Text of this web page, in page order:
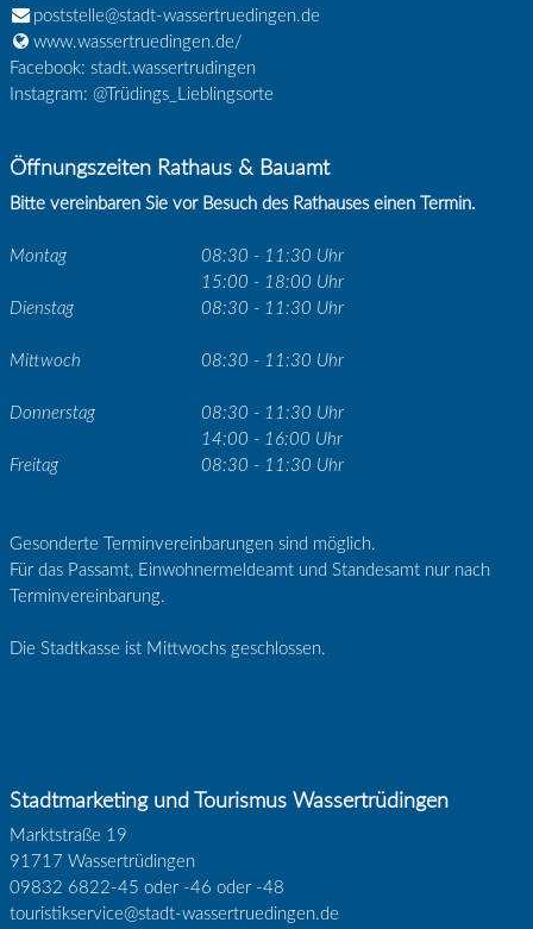
poststelle@stadt-wassertruedingen.de
www.wassertruedingen.de/
Facebook: stadt.wassertrudingen
Instagram: @Trüdings_Lieblingsorte
Öffnungszeiten Rathaus & Bauamt
Bitte vereinbaren Sie vor Besuch des Rathauses einen Termin.
Montag
08:30 - 11:30 Uhr
15:00 - 18:00 Uhr
Dienstag
08:30 - 11:30 Uhr
Mittwoch 08:30 - 11:30 Uhr
Donnerstag
08:30 - 11:30 Uhr
14:00 - 16:00 Uhr
Freitag
08:30 - 11:30 Uhr
Gesonderte Terminvereinbarungen sind möglich.
Für das Passamt, Einwohnermeldeamt und Standesamt nur nach
Terminvereinbarung.
Die Stadtkasse ist Mittwochs geschlossen.
Stadtmarketing und Tourismus Wassertrüdingen
Marktstraße 19
91717 Wassertrüdingen
09832 6822-45 oder -46 oder -48
touristikservice@stadt-wassertruedingen.de